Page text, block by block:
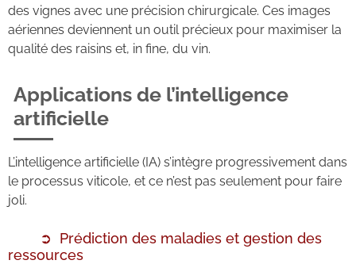
des vignes avec une précision chirurgicale. Ces images
aériennes deviennent un outil précieux pour maximiser la
qualité des raisins et, in fine, du vin.
Applications de l’intelligence
artificielle
L’intelligence artificielle (IA) s’intègre progressivement dans
le processus viticole, et ce n’est pas seulement pour faire
joli.
Prédiction des maladies et gestion des
ressources